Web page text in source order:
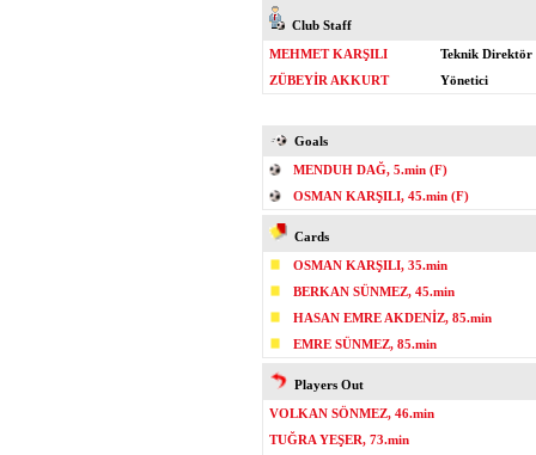
Club Staff
MEHMET KARŞILI
Teknik Direktör
ZÜBEYİR AKKURT
Yönetici
Goals
MENDUH DAĞ, 5.min (F)
OSMAN KARŞILI, 45.min (F)
Cards
OSMAN KARŞILI, 35.min
BERKAN SÜNMEZ, 45.min
HASAN EMRE AKDENİZ, 85.min
EMRE SÜNMEZ, 85.min
Players Out
VOLKAN SÖNMEZ, 46.min
TUĞRA YEŞER, 73.min